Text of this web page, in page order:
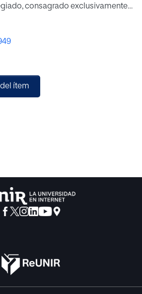
consagrado exclusivamente
pedagogo por naturaleza . Ha
otros artistas o inventores. La
irrebatible.
ítem